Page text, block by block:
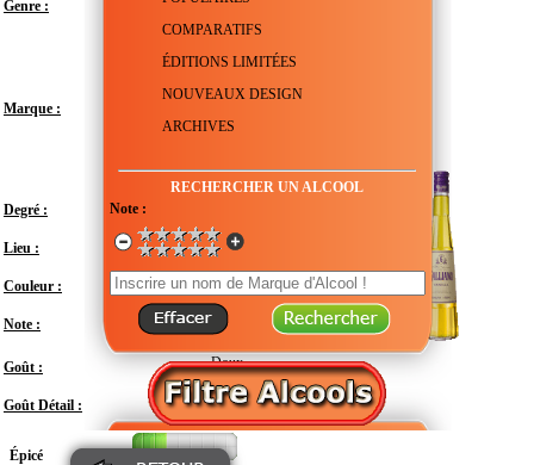
COMPARATIFS
ÉDITIONS LIMITÉES
NOUVEAUX DESIGN
ARCHIVES
RECHERCHER UN ALCOOL
Note :
Genre : Liqueur à la Vanille
Marque :
Degré :
Lieu : Italie - Piémont - Torino
Couleur :
Note : En attente de test
Goût : Doux
Goût Détail :
Épicé